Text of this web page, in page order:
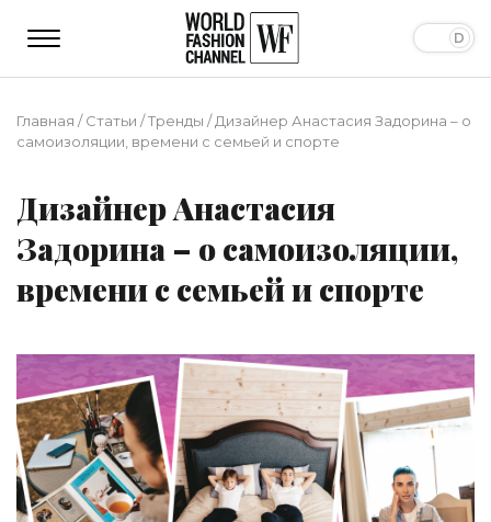
Главная /Статьи /Тренды /Дизайнер Анастасия Задорина – о
самоизоляции, времени с семьей и спорте
Дизайнер Анастасия
Задорина – о самоизоляции,
времени с семьей и спорте